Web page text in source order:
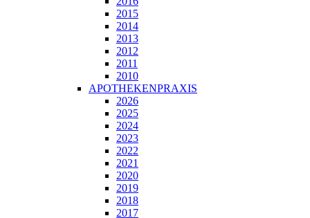
2015
2014
2013
2012
2011
2010
APOTHEKENPRAXIS
2026
2025
2024
2023
2022
2021
2020
2019
2018
2017